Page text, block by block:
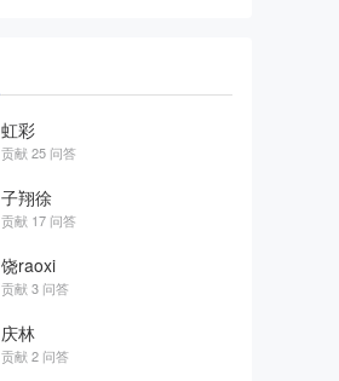
虹彩
贡献 25 问答
子翔徐
贡献 17 问答
饶raoxi
贡献 3 问答
庆林
贡献 2 问答